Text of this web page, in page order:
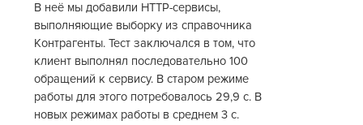
В неё мы добавили HTTP-сервисы,
выполняющие выборку из справочника
Контрагенты. Тест заключался в том, что
клиент выполнял последовательно 100
обращений к сервису. В старом режиме
работы для этого потребовалось 29,9 с. В
новых режимах работы в среднем 3 с.